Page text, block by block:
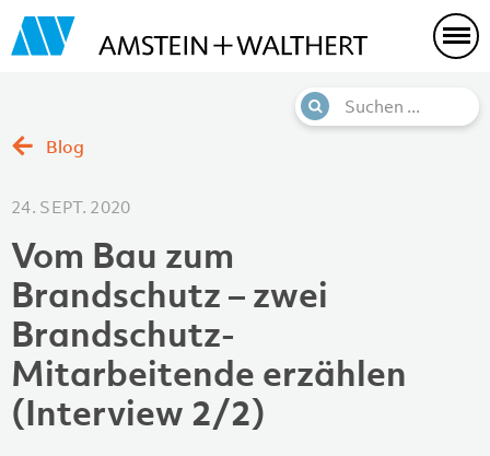
Blog
24. SEPT. 2020
Vom Bau zum
Brandschutz – zwei
Brandschutz-
Mitarbeitende erzählen
(Interview 2/2)